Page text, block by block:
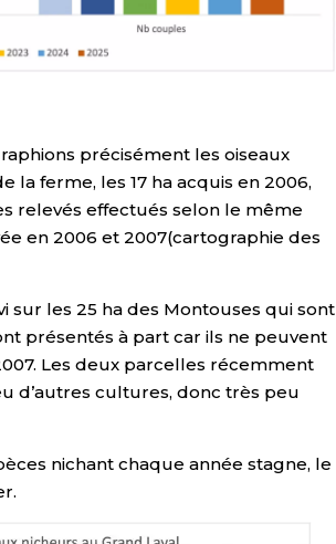
précisément les oiseaux
la ferme, les 17 ha acquis en 2006,
relevés effectués selon le même
en 2006 et 2007(cartographie des
sur les 25 ha des Montouses qui sont
présentés à part car ils ne peuvent
Les deux parcelles récemment
d’autres cultures, donc très peu
nichant chaque année stagne, le